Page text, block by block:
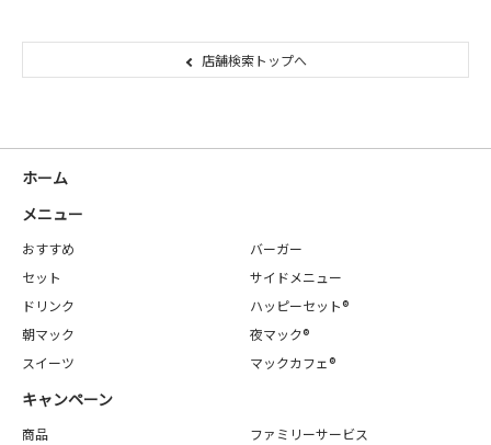
店舗検索トップへ
ホーム
メニュー
おすすめ
バーガー
セット
サイドメニュー
ドリンク
ハッピーセット®
朝マック
夜マック®
スイーツ
マックカフェ®
キャンペーン
商品
ファミリーサービス